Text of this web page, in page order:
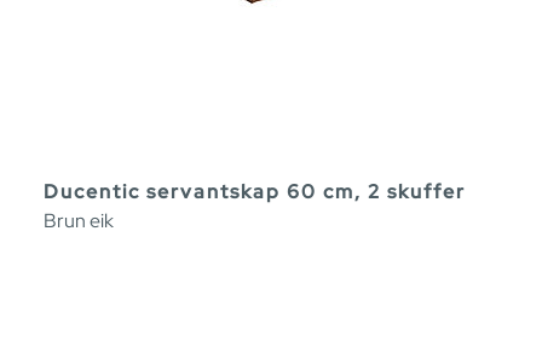
Ducentic servantskap 60 cm, 2 skuffer
Brun eik